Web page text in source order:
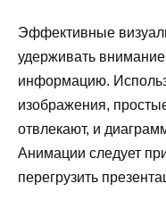
Эффективные
удерживать
информацию.
изображения,
отвлекают, и
Анимации следует
перегрузить